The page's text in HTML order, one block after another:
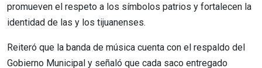
promueven el respeto a los símbolos patrios y fortalecen la
identidad de las y los tijuanenses.
Reiteró que la banda de música cuenta con el respaldo del
Gobierno Municipal y señaló que cada saco entregado